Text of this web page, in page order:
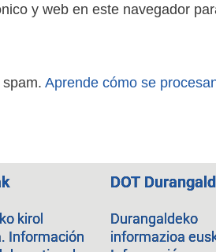
y web en este navegador
Aprende cómo se
kirol
Información
DOT
Durangaldeko
informazioa